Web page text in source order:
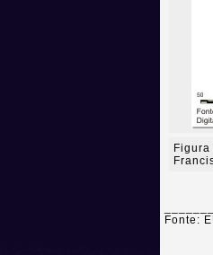
Fonte: